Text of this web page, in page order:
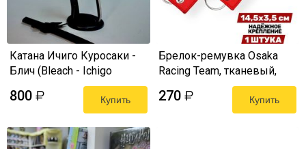
Катана Ичиго Куросаки -
Блич (Bleach - Ichigo
Kurosaki) 22 см мини-
реплика
800 ₽ Купить
Брелок-ремувка Osaka
Racing Team, тканевый,
270 ₽ Купить